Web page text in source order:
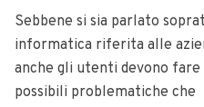
Sebbene si sia parlato
informatica riferita alle
anche gli utenti devono
possibili problematiche che